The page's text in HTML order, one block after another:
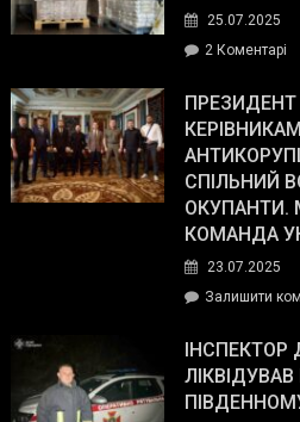
25.07.2025
2 Коментарі
з
ПРЕЗИДЕНТ
СПІЛЬНИЙ
ОКУПАНТИ.
КОМАНДА
23.07.2025
Залишити